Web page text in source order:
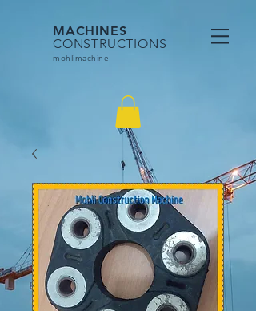
MACHINES
CONSTRUCTIONS
mohlimachine